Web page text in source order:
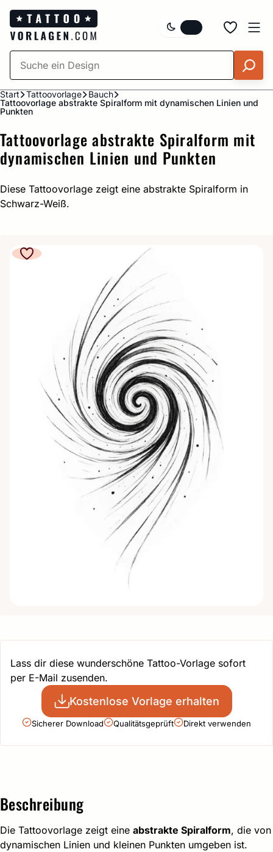
Zum
Inhalt
springen
Start Tattoovorlage
Bauch
Tattoovorlage abstrakte Spiralform mit dynamischen Linien und
Punkten
Tattoovorlage abstrakte Spiralform mit
dynamischen Linien und Punkten
Diese Tattoovorlage zeigt eine abstrakte Spiralform in
Schwarz-Weiß.
Lass dir diese wunderschöne Tattoo-Vorlage sofort
per E-Mail zusenden.
Kostenlose Vorlage erhalten
Sicherer Download Qualitätsgeprüft Direkt verwenden
Beschreibung
Die Tattoovorlage zeigt eine abstrakte Spiralform, die von
dynamischen Linien und kleinen Punkten umgeben ist.